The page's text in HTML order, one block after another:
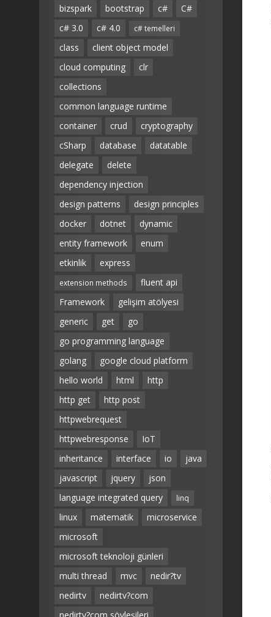
bizspark
bootstrap c#
C#
c# 3.0
c# 4.0 c# temelleri
class
client object model
cloud computing
clr
collections
common language runtime
container
crud
cryptography
cSharp
database
datatable
delegate
delete
dependency injection
design patterns
design principles
docker
dotnet
dynamic
entity framework
enum
etkinlik
express
extension methods
fluent api
Framework
gelişim atölyesi
generic
get
go
go programming language
golang
google cloud platform
hello world
html
http
http get
http post
httpwebrequest
httpwebresponse
IoT
inheritance
interface io
java
javascript
jquery
json
language integrated query
linq
linux matematik
microservice
microsoft
microsoft teknoloji günleri
multi thread
mvc
nedir?tv
nedirtv
nedirtv?com